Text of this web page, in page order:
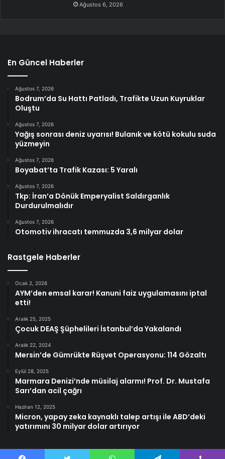
Ağustos 6, 2026
En Güncel Haberler
Ağustos 7, 2026
Bodrum’da Su Hattı Patladı, Trafikte Uzun Kuyruklar
Oluştu
Ağustos 7, 2026
Yağış sonrası deniz uyarısı! Bulanık ve kötü kokulu suda
yüzmeyin
Ağustos 7, 2026
Boyabat’ta Trafik Kazası: 5 Yaralı
Ağustos 7, 2026
Tkp: İran’a Dönük Emperyalist Saldırganlık
Durdurulmalıdır
Ağustos 7, 2026
Otomotiv ihracatı temmuzda 3,6 milyar dolar
Rastgele Haberler
Ocak 2, 2026
AYM’den emsal karar! Kanuni faiz uygulamasını iptal
etti!
Aralık 25, 2025
Çocuk DEAŞ Şüphelileri İstanbul’da Yakalandı
Aralık 22, 2024
Mersin’de Gümrükte Rüşvet Operasyonu: 114 Gözaltı
Eylül 28, 2025
Marmara Denizi’nde müsilaj alarmı! Prof. Dr. Mustafa
Sarı’dan acil çağrı
Haziran 12, 2025
Micron, yapay zeka kaynaklı talep artışı ile ABD’deki
yatırımını 30 milyar dolar artırıyor